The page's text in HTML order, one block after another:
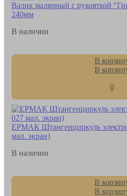
Валик малярный с рукояткой
240мм
В наличии
В
В
0
ЕРМАК Штангенциркуль
мал. экран)
В наличии
В
В